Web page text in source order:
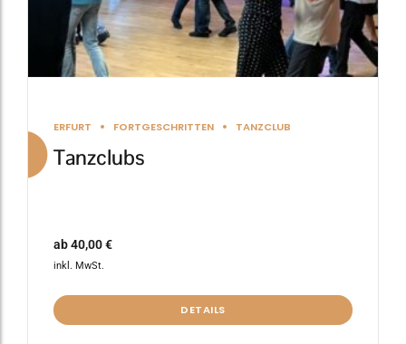
ERFURT FORTGESCHRITTEN TANZCLUB
Tanzclubs
ab40,00€
inkl. MwSt.
DETAILS
gewählt
werden